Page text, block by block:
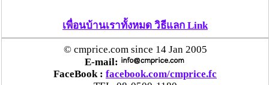
เพื่อนบ้านเราทั้งหมด วิธีแลก Link
© cmprice.com since 14 Jan 2005
E-mail:
FaceBook : facebook.com/cmprice.fc